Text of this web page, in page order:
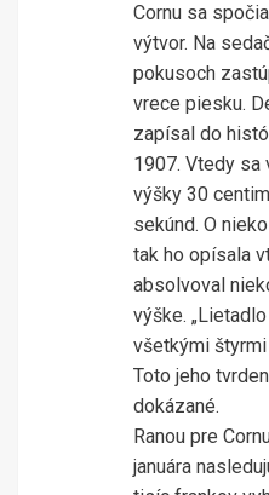
Cornu sa
výtvor. Na
pokusoch
vrece piesku.
zapísal do
1907. Vtedy
výšky 30
sekúnd. O
tak ho opísala
absolvoval
výške.
všetkými štyrmi
Toto jeho
dokázané.
Ranou pre
januára